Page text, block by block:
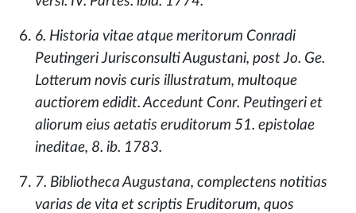
6. Historia vitae atque meritorum Conradi
Peutingeri Jurisconsulti Augustani, post Jo. Ge.
Lotterum novis curis illustratum, multoque
auctiorem edidit. Accedunt Conr. Peutingeri et
aliorum eius aetatis eruditorum 51. epistolae
ineditae, 8. ib. 1783.
7. Bibliotheca Augustana, complectens notitias
varias de vita et scriptis Eruditorum, quos